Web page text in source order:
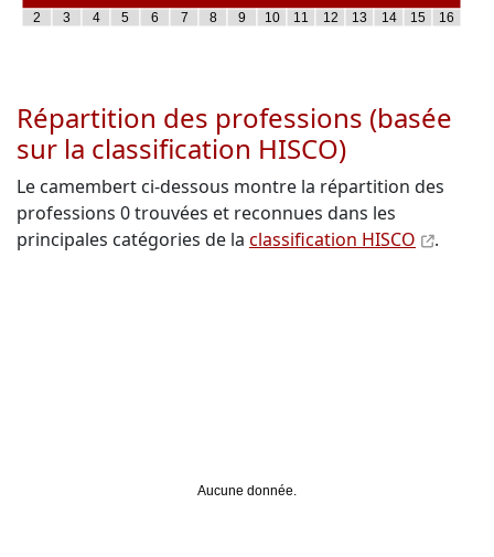
2 3 4 5 6 7 8 9 10 11 12 13 14 15 16
Répartition des professions (basée
sur la classification HISCO)
Le camembert ci-dessous montre la répartition des
professions 0 trouvées et reconnues dans les
principales catégories de la classification HISCO .
Aucune donnée.